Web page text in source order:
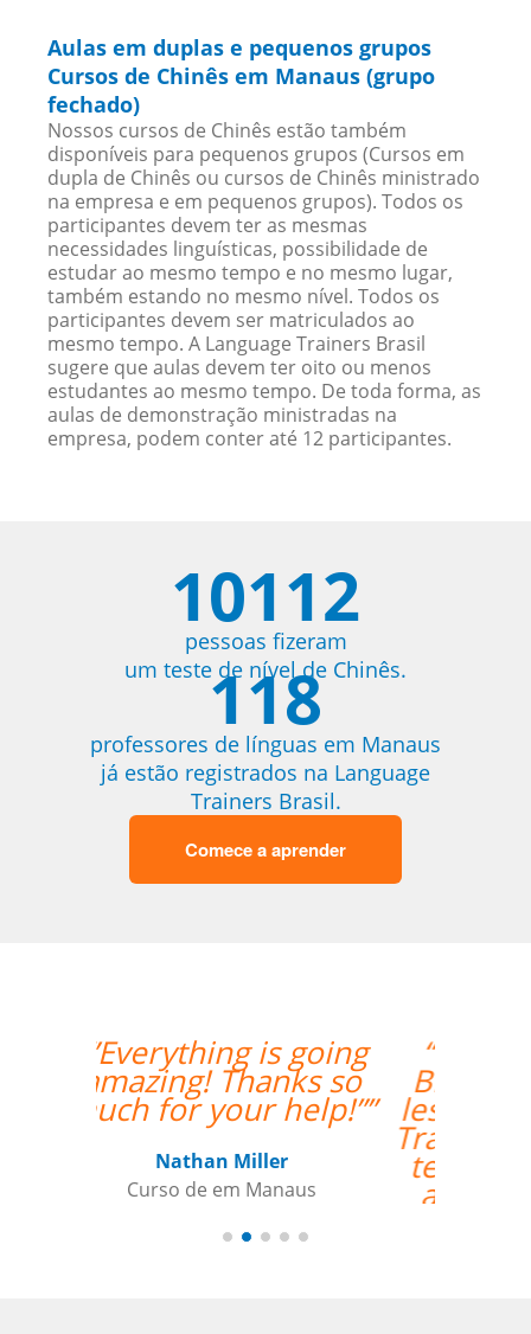
Aulas em duplas e pequenos grupos
Cursos de Chinês em Manaus (grupo
fechado)
Nossos cursos de Chinês estão também
disponíveis para pequenos grupos (Cursos em
dupla de Chinês ou cursos de Chinês ministrado
na empresa e em pequenos grupos). Todos os
participantes devem ter as mesmas
necessidades linguísticas, possibilidade de
estudar ao mesmo tempo e no mesmo lugar,
também estando no mesmo nível. Todos os
participantes devem ser matriculados ao
mesmo tempo. A Language Trainers Brasil
sugere que aulas devem ter oito ou menos
estudantes ao mesmo tempo. De toda forma, as
aulas de demonstração ministradas na
empresa, podem conter até 12 participantes.
10112
pessoas fizeram
um teste de nível de Chinês.
118
professores de línguas em Manaus
já estão registrados na Language
Trainers Brasil.
Comece a aprender
“”I took 40 hours of
Brazilian Portuguese
lessons with Language
Trainers in Manaus. My
teacher was a delight
and gave me lots of
constructive feedback.
Recommended. ””